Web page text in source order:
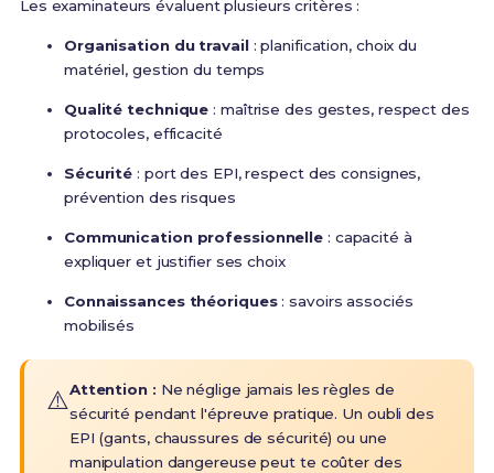
Les examinateurs évaluent plusieurs critères :
Organisation du travail: planification, choix du
matériel, gestion du temps
Qualité technique : maîtrise des gestes, respect des
protocoles, efficacité
Sécurité : port des EPI, respect des consignes,
prévention des risques
Communication professionnelle : capacité à
expliquer et justifier ses choix
Connaissances théoriques: savoirs associés
mobilisés
⚠️Attention : Ne néglige jamais les règles de
sécurité pendant l'épreuve pratique. Un oubli des
EPI (gants, chaussures de sécurité) ou une
manipulation dangereuse peut te coûter des